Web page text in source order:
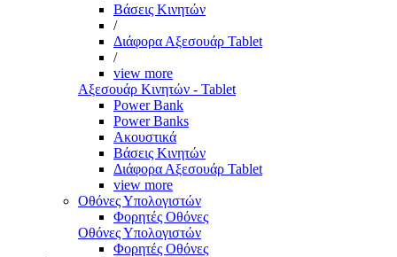
Βάσεις Κινητών
/
Διάφορα Αξεσουάρ Tablet
/
view more
Αξεσουάρ Κινητών - Tablet
Power Bank
Power Banks
Ακουστικά
Βάσεις Κινητών
Διάφορα Αξεσουάρ Tablet
view more
Οθόνες Υπολογιστών
Φορητές Οθόνες
Οθόνες Υπολογιστών
Φορητές Οθόνες